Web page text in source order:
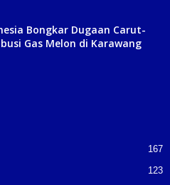
Bongkar Dugaan Carut-
Gas Melon di Karawang
167
123